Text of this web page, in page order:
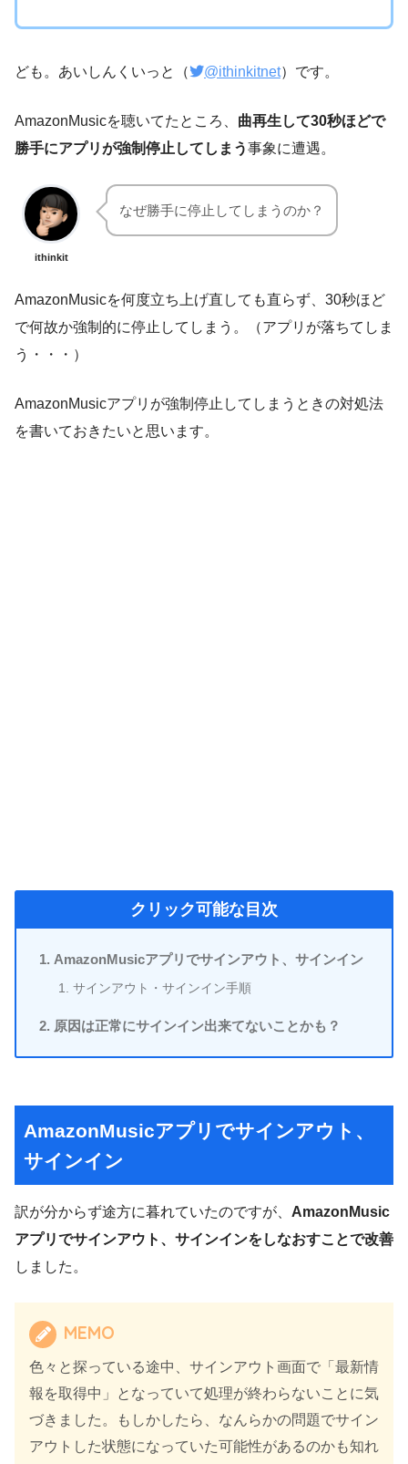
ども。あいしんくいっと（ @ithinkitnet）です。
AmazonMusicを聴いてたところ、 曲再生して30秒ほどで
勝手にアプリが強制停止してしまう事象に遭遇。
ithinkit
なぜ勝手に停止してしまうのか？
AmazonMusicを何度立ち上げ直しても直らず、30秒ほど
で何故か強制的に停止してしまう。（アプリが落ちてしま
う・・・）
AmazonMusicアプリが強制停止してしまうときの対処法
を書いておきたいと思います。
クリック可能な目次
AmazonMusicアプリでサインアウト、サインイン
サインアウト・サインイン手順
原因は正常にサインイン出来てないことかも？
AmazonMusicアプリでサインアウト、
サインイン
訳が分からず途方に暮れていたのですが、 AmazonMusic
アプリでサインアウト、サインインをしなおすことで改善
しました。
MEMO
色々と探っている途中、サインアウト画面で「最新情
報を取得中」となっていて処理が終わらないことに気
づきました。もしかしたら、なんらかの問題でサイン
アウトした状態になっていた可能性があるのかも知れ